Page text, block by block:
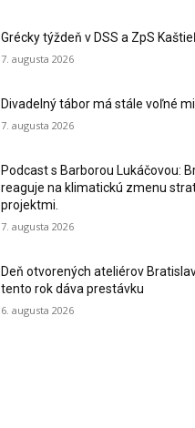
Grécky týždeň v DSS a ZpS
7. augusta 2026
Divadelný tábor má stále voľné
7. augusta 2026
Podcast s Barborou Lukáčovou:
reaguje na klimatickú zmenu
projektmi.
7. augusta 2026
Deň otvorených ateliérov
tento rok dáva prestávku
6. augusta 2026